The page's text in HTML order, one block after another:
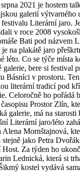
2021 je hostem
galerií výtvarného
Literární jaro.
v roce 2008
Bati pod názvem
na plakátě jaro
léto. Co se týče místa
galerie, bere si festival
Básníci v prostoru.
literární tradicí pod
Celoročně ho pořádá
Prostor Zlín,
galerie, má na starosti
Literární jaro/léto
Alena Mornštajnová,
jako Petra
Host. Za týden ho
Lednická, která si
kostel vydává